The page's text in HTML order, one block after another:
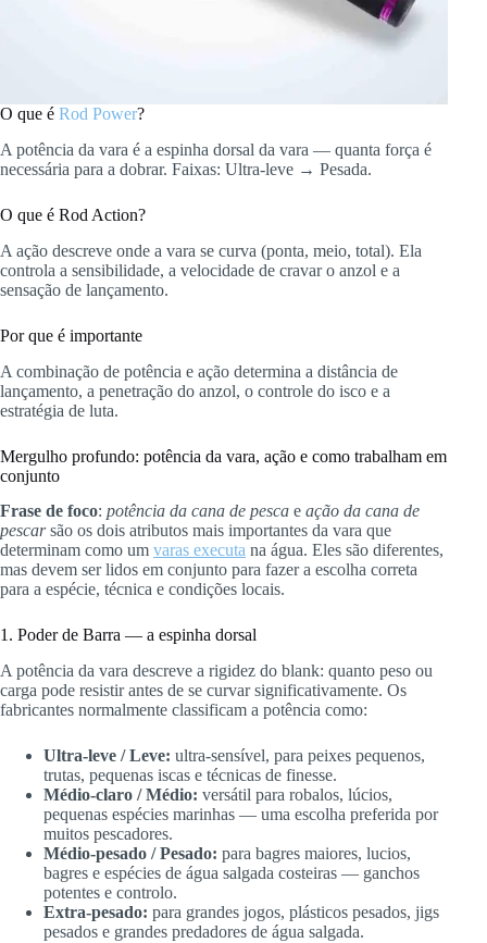
O que é Rod Power?
A potência da vara é a espinha dorsal da vara — quanta força é
necessária para a dobrar. Faixas: Ultra-leve → Pesada.
O que é Rod Action?
A ação descreve onde a vara se curva (ponta, meio, total). Ela
controla a sensibilidade, a velocidade de cravar o anzol e a
sensação de lançamento.
Por que é importante
A combinação de potência e ação determina a distância de
lançamento, a penetração do anzol, o controle do isco e a
estratégia de luta.
Mergulho profundo: potência da vara, ação e como trabalham em
conjunto
Frase de foco: potência da cana de pesca e ação da cana de
pescarsão os dois atributos mais importantes da vara que
determinam como um varas executa na água. Eles são diferentes,
mas devem ser lidos em conjunto para fazer a escolha correta
para a espécie, técnica e condições locais.
1. Poder de Barra — a espinha dorsal
A potência da vara descreve a rigidez do blank: quanto peso ou
carga pode resistir antes de se curvar significativamente. Os
fabricantes normalmente classificam a potência como:
Ultra-leve / Leve: ultra-sensível, para peixes pequenos,
trutas, pequenas iscas e técnicas de finesse.
Médio-claro / Médio: versátil para robalos, lúcios,
pequenas espécies marinhas — uma escolha preferida por
muitos pescadores.
Médio-pesado / Pesado: para bagres maiores, lucios,
bagres e espécies de água salgada costeiras — ganchos
potentes e controlo.
Extra-pesado: para grandes jogos, plásticos pesados, jigs
pesados e grandes predadores de água salgada.